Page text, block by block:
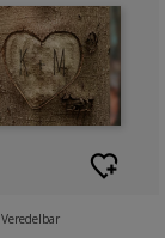
Veredelbar